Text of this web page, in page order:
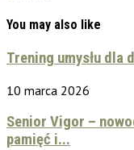
You may also like
Trening umysłu dla
10 marca 2026
Senior Vigor –
pamięć i...